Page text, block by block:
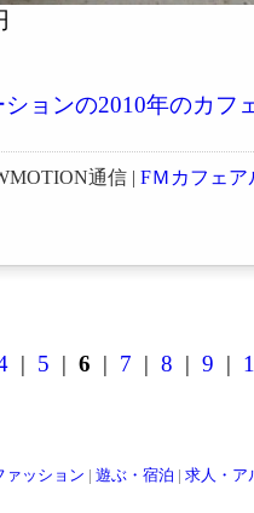
ョンの2010年のカフ
通信 | FＭカフェア
| 5 | 6 | 7 | 8 | 9 |
ァッション 遊ぶ・宿泊 求人・ア